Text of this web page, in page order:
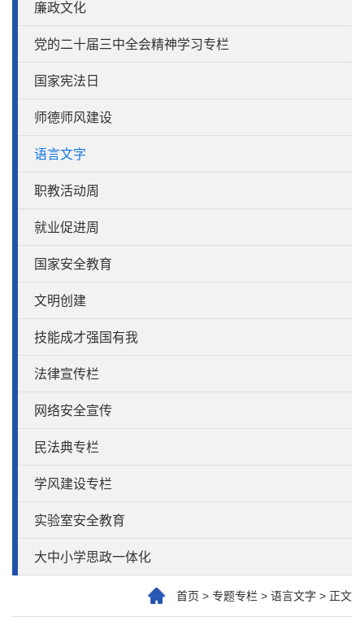
廉政文化
党的二十届三中全会精神学习专栏
国家宪法日
师德师风建设
语言文字
职教活动周
就业促进周
国家安全教育
文明创建
技能成才强国有我
法律宣传栏
网络安全宣传
民法典专栏
学风建设专栏
实验室安全教育
大中小学思政一体化
首页 > 专题专栏 > 语言文字 > 正文